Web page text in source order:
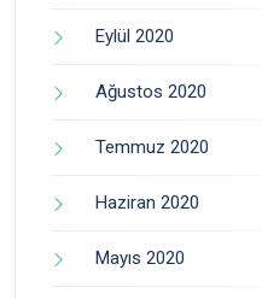
Eylül 2020
Ağustos 2020
Temmuz 2020
Haziran 2020
Mayıs 2020